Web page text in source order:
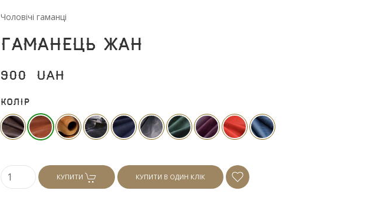
Чоловічі гаманці
Гаманець Жан
900 UAH
Колір
КУПИТИ КУПИТИ В ОДИН КЛІК